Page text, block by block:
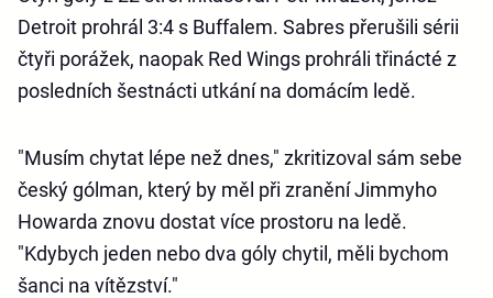
Detroit prohrál 3:4 s Buffalem. Sabres přerušili sérii
čtyři porážek, naopak Red Wings prohráli třinácté z
posledních šestnácti utkání na domácím ledě.
"Musím chytat lépe než dnes," zkritizoval sám sebe
český gólman, který by měl při zranění Jimmyho
Howarda znovu dostat více prostoru na ledě.
"Kdybych jeden nebo dva góly chytil, měli bychom
šanci na vítězství."